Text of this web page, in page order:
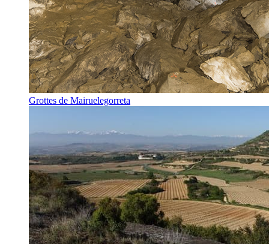
Grottes de Mairuelegorreta